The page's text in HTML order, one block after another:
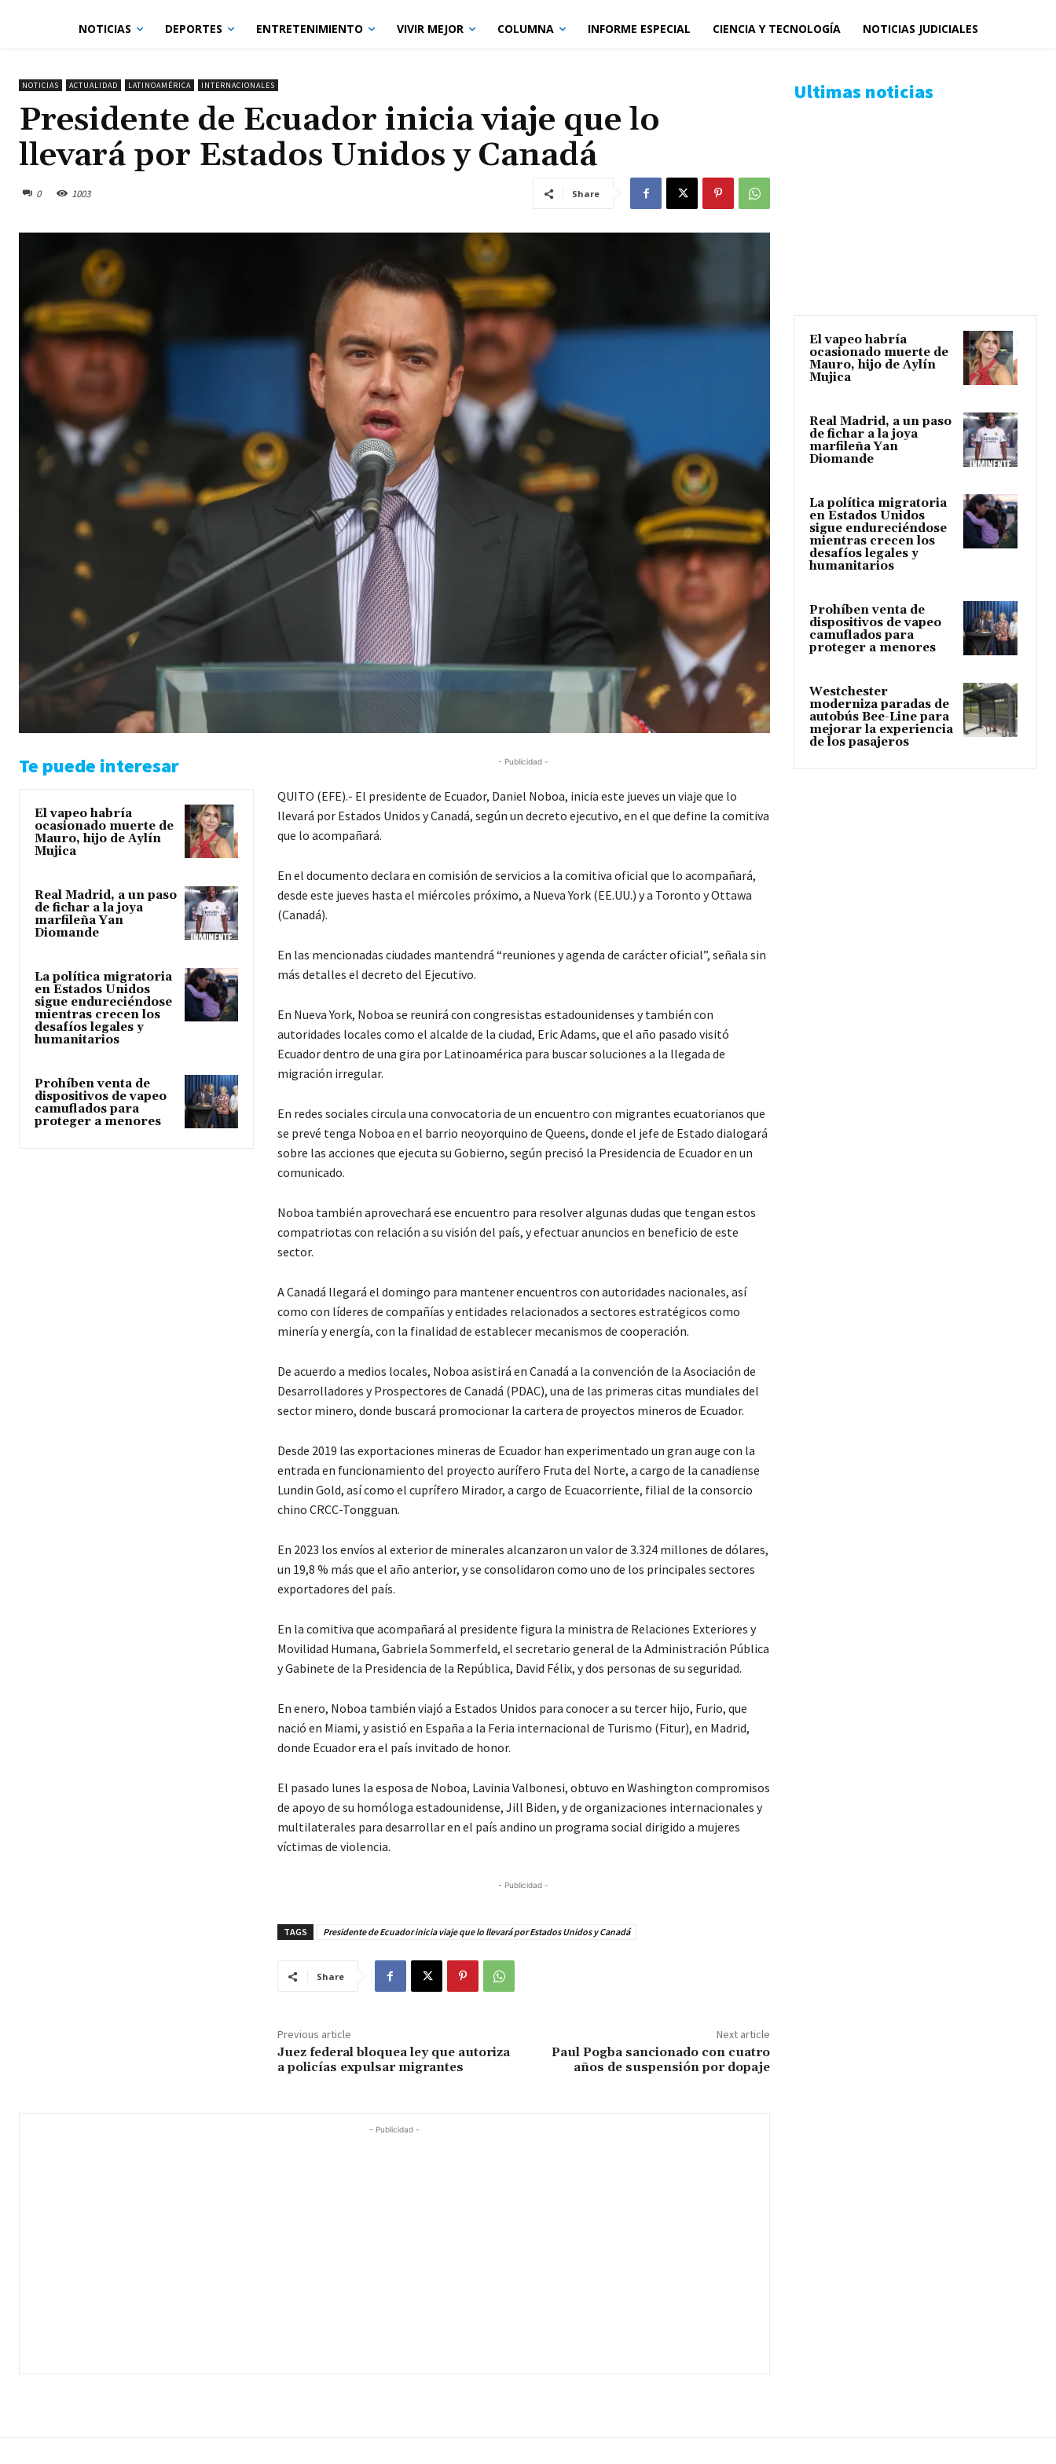
NOTICIAS DEPORTES ENTRETENIMIENTO VIVIR MEJOR COLUMNA INFORME ESPECIAL CIENCIA Y TECNOLOGÍA NOTICIAS JUDICIALES
NOTICIAS ACTUALIDAD LATINOAMÉRICA INTERNACIONALES
Presidente de Ecuador inicia viaje que lo
llevará por Estados Unidos y Canadá
0 1003 Share
Te puede interesar
El vapeo habría
ocasionado muerte de
Mauro, hijo de Aylín
Mujica
Real Madrid, a un paso
de fichar a la joya
marfileña Yan
Diomande
La política migratoria
en Estados Unidos
sigue endureciéndose
mientras crecen los
desafíos legales y
humanitarios
Prohíben venta de
dispositivos de vapeo
camuflados para
proteger a menores
- Publicidad -
QUITO (EFE).- El presidente de Ecuador, Daniel Noboa, inicia este jueves un viaje que lo
llevará por Estados Unidos y Canadá, según un decreto ejecutivo, en el que define la comitiva
que lo acompañará.
En el documento declara en comisión de servicios a la comitiva oficial que lo acompañará,
desde este jueves hasta el miércoles próximo, a Nueva York (EE.UU.) y a Toronto y Ottawa
(Canadá).
En las mencionadas ciudades mantendrá “reuniones y agenda de carácter oficial”, señala sin
más detalles el decreto del Ejecutivo.
En Nueva York, Noboa se reunirá con congresistas estadounidenses y también con
autoridades locales como el alcalde de la ciudad, Eric Adams, que el año pasado visitó
Ecuador dentro de una gira por Latinoamérica para buscar soluciones a la llegada de
migración irregular.
En redes sociales circula una convocatoria de un encuentro con migrantes ecuatorianos que
se prevé tenga Noboa en el barrio neoyorquino de Queens, donde el jefe de Estado dialogará
sobre las acciones que ejecuta su Gobierno, según precisó la Presidencia de Ecuador en un
comunicado.
Noboa también aprovechará ese encuentro para resolver algunas dudas que tengan estos
compatriotas con relación a su visión del país, y efectuar anuncios en beneficio de este
sector.
A Canadá llegará el domingo para mantener encuentros con autoridades nacionales, así
como con líderes de compañías y entidades relacionados a sectores estratégicos como
minería y energía, con la finalidad de establecer mecanismos de cooperación.
De acuerdo a medios locales, Noboa asistirá en Canadá a la convención de la Asociación de
Desarrolladores y Prospectores de Canadá (PDAC), una de las primeras citas mundiales del
sector minero, donde buscará promocionar la cartera de proyectos mineros de Ecuador.
Desde 2019 las exportaciones mineras de Ecuador han experimentado un gran auge con la
entrada en funcionamiento del proyecto aurífero Fruta del Norte, a cargo de la canadiense
Lundin Gold, así como el cuprífero Mirador, a cargo de Ecuacorriente, filial de la consorcio
chino CRCC-Tongguan.
En 2023 los envíos al exterior de minerales alcanzaron un valor de 3.324 millones de dólares,
un 19,8 % más que el año anterior, y se consolidaron como uno de los principales sectores
exportadores del país.
En la comitiva que acompañará al presidente figura la ministra de Relaciones Exteriores y
Movilidad Humana, Gabriela Sommerfeld, el secretario general de la Administración Pública
y Gabinete de la Presidencia de la República, David Félix, y dos personas de su seguridad.
En enero, Noboa también viajó a Estados Unidos para conocer a su tercer hijo, Furio, que
nació en Miami, y asistió en España a la Feria internacional de Turismo (Fitur), en Madrid,
donde Ecuador era el país invitado de honor.
El pasado lunes la esposa de Noboa, Lavinia Valbonesi, obtuvo en Washington compromisos
de apoyo de su homóloga estadounidense, Jill Biden, y de organizaciones internacionales y
multilaterales para desarrollar en el país andino un programa social dirigido a mujeres
víctimas de violencia.
- Publicidad -
TAGS Presidente de Ecuador inicia viaje que lo llevará por Estados Unidos y Canadá
Share
Previous article
Juez federal bloquea ley que autoriza
a policías expulsar migrantes
Next article
Paul Pogba sancionado con cuatro
años de suspensión por dopaje
- Publicidad -
Ultimas noticias
El vapeo habría
ocasionado muerte de
Mauro, hijo de Aylín
Mujica
Real Madrid, a un paso
de fichar a la joya
marfileña Yan
Diomande
La política migratoria
en Estados Unidos
sigue endureciéndose
mientras crecen los
desafíos legales y
humanitarios
Prohíben venta de
dispositivos de vapeo
camuflados para
proteger a menores
Westchester
moderniza paradas de
autobús Bee-Line para
mejorar la experiencia
de los pasajeros